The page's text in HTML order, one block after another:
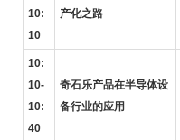
10:
10
产化之路
10:
10-
10:
40
奇石乐产品在半导体设
备行业的应用